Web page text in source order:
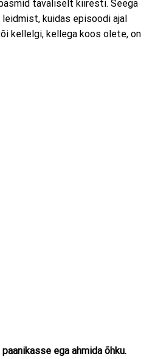
tavaliselt kiiresti. Seega
kuidas episoodi ajal
kellelgi, kellega koos olete, on
ega ahmida õhku.